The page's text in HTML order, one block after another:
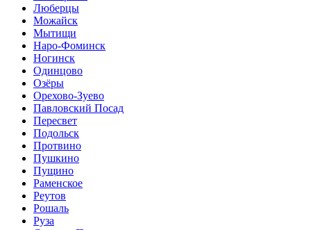
Люберцы
Можайск
Мытищи
Наро-Фоминск
Ногинск
Одинцово
Озёры
Орехово-Зуево
Павловский Посад
Пересвет
Подольск
Протвино
Пушкино
Пущино
Раменское
Реутов
Рошаль
Руза